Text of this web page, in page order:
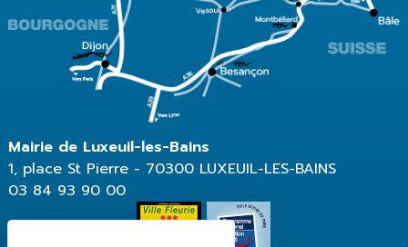
Mairie de Luxeuil-les-Bains
1, place St Pierre - 70300 LUXEUIL-LES-BAINS
03 84 93 90 00